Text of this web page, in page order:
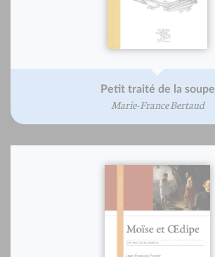
Petit traité de la soupe
Marie-France Bertaud